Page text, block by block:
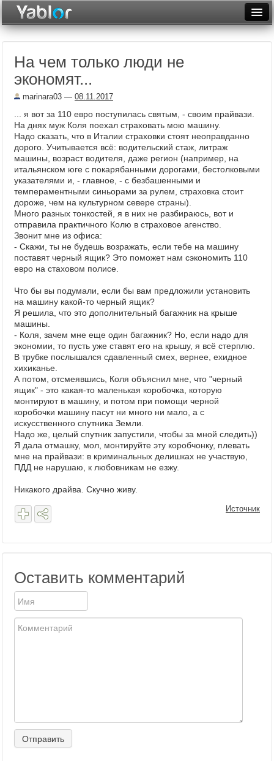
Неделя
Архив
Фототоп
Видеотоп
На чем только люди не
экономят...
marinara03 — 08.11.2017
... я вот за 110 евро поступилась святым, - своим прайвази.
На днях муж Коля поехал страховать мою машину.
Надо сказать, что в Италии страховки стоят неоправданно
дорого. Учитывается всё: водительский стаж, литраж
машины, возраст водителя, даже регион (например, на
итальянском юге с покарябанными дорогами, бестолковыми
указателями и, - главное, - с безбашенными и
темпераментными синьорами за рулем, страховка стоит
дороже, чем на культурном севере страны).
Много разных тонкостей, я в них не разбираюсь, вот и
отправила практичного Колю в страховое агенство.
Звонит мне из офиса:
- Скажи, ты не будешь возражать, если тебе на машину
поставят черный ящик? Это поможет нам сэкономить 110
евро на стаховом полисе.
Что бы вы подумали, если бы вам предложили установить
на машину какой-то черный ящик?
Я решила, что это дополнительный багажник на крыше
машины.
- Коля, зачем мне еще один багажник? Но, если надо для
экономии, то пусть уже ставят его на крышу, я всё стерплю.
В трубке послышался сдавленный смех, вернее, ехидное
хихиканье.
А потом, отсмеявшись, Коля объяснил мне, что "черный
ящик" - это какая-то маленькая коробочка, которую
монтируют в машину, и потом при помощи черной
коробочки машину пасут ни много ни мало, а с
искусственного спутника Земли.
Надо же, целый спутник запустили, чтобы за мной следить))
Я дала отмашку, мол, монтируйте эту коробчонку, плевать
мне на прайвази: в криминальных делишках не участвую,
ПДД не нарушаю, к любовникам не езжу.
Никакого драйва. Скучно живу.
Источник
Оставить комментарий